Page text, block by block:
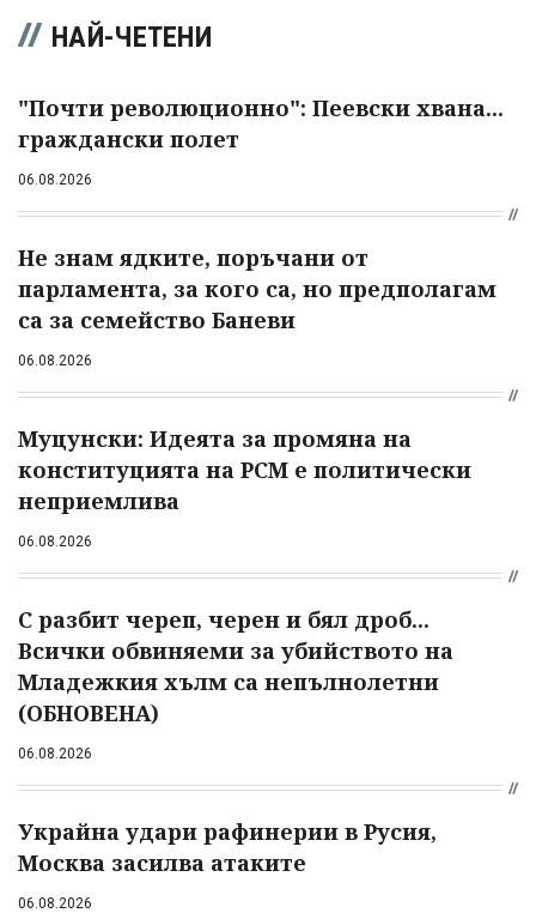
НАЙ-ЧЕТЕНИ
"Почти революционно": Пеевски хвана...
граждански полет
06.08.2026
Не знам ядките, поръчани от
парламента, за кого са, но предполагам
са за семейство Баневи
06.08.2026
Муцунски: Идеята за промяна на
конституцията на РСМ е политически
неприемлива
06.08.2026
С разбит череп, черен и бял дроб...
Всички обвиняеми за убийството на
Младежкия хълм са непълнолетни
(ОБНОВЕНА)
06.08.2026
Украйна удари рафинерии в Русия,
Москва засилва атаките
06.08.2026